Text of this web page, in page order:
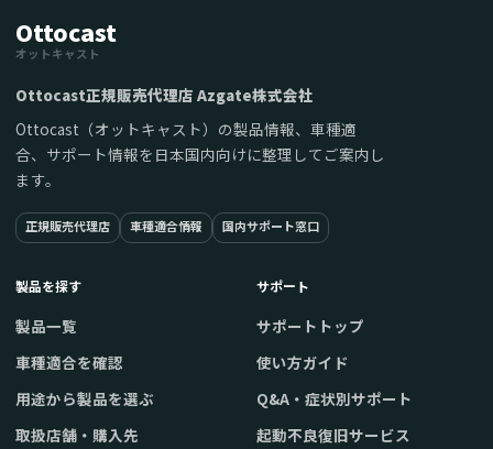
Ottocast
オットキャスト
Ottocast正規販売代理店 Azgate株式会社
Ottocast（オットキャスト）の製品情報、車種適
合、サポート情報を日本国内向けに整理してご案内し
ます。
正規販売代理店 車種適合情報 国内サポート窓口
製品を探す
製品一覧
車種適合を確認
用途から製品を選ぶ
取扱店舗・購入先
サポート
サポートトップ
使い方ガイド
Q&A・症状別サポート
起動不良復旧サービス